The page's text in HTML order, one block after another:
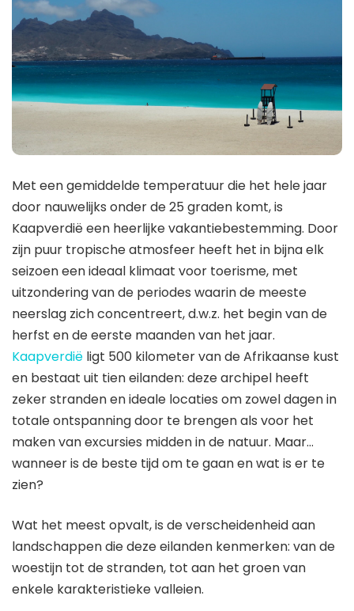
Met een gemiddelde temperatuur die het hele jaar
door nauwelijks onder de 25 graden komt, is
Kaapverdië een heerlijke vakantiebestemming. Door
zijn puur tropische atmosfeer heeft het in bijna elk
seizoen een ideaal klimaat voor toerisme, met
uitzondering van de periodes waarin de meeste
neerslag zich concentreert, d.w.z. het begin van de
herfst en de eerste maanden van het jaar.
Kaapverdië ligt 500 kilometer van de Afrikaanse kust
en bestaat uit tien eilanden: deze archipel heeft
zeker stranden en ideale locaties om zowel dagen in
totale ontspanning door te brengen als voor het
maken van excursies midden in de natuur. Maar…
wanneer is de beste tijd om te gaan en wat is er te
zien?
Wat het meest opvalt, is de verscheidenheid aan
landschappen die deze eilanden kenmerken: van de
woestijn tot de stranden, tot aan het groen van
enkele karakteristieke valleien.